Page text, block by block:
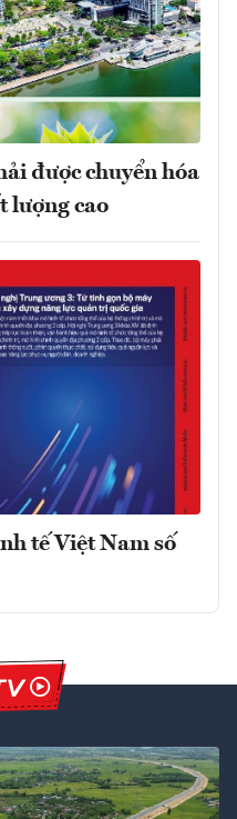
được chuyển hóa
lượng cao
tế Việt Nam số